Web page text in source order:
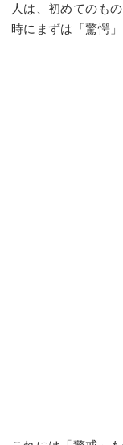
人は、初めてのも
時にまずは「驚愕